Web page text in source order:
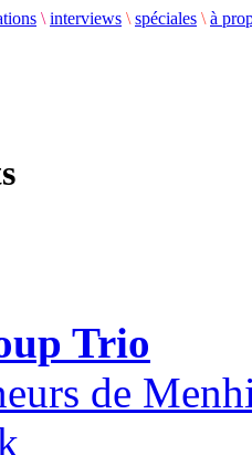
\ interviews \ spéciales \ à
Trio
de